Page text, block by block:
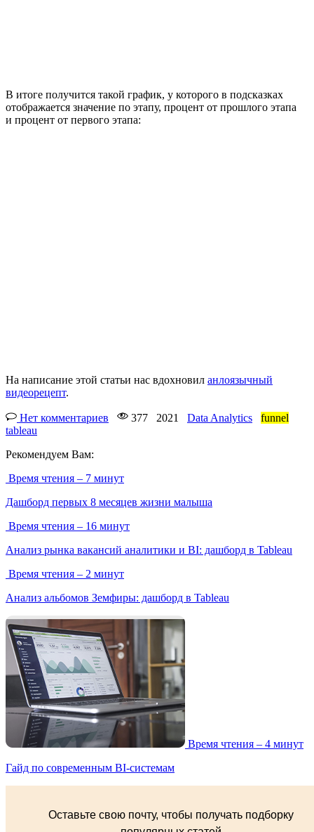
В итоге получится такой график, у которого в подсказках
отображается значение по этапу, процент от прошлого этапа
и процент от первого этапа:
На написание этой статьи нас вдохновил анлоязычный
видеорецепт.
Нет комментариев 377 2021 Data Analytics
funnel
tableau
Рекомендуем Вам:
Время чтения – 7 минут
Дашборд первых 8 месяцев жизни малыша
Время чтения – 16 минут
Анализ рынка вакансий аналитики и BI: дашборд в Tableau
Время чтения – 2 минут
Анализ альбомов Земфиры: дашборд в Tableau
Время чтения – 4 минут
Гайд по современным BI-системам
Оставьте свою почту, чтобы получать подборку